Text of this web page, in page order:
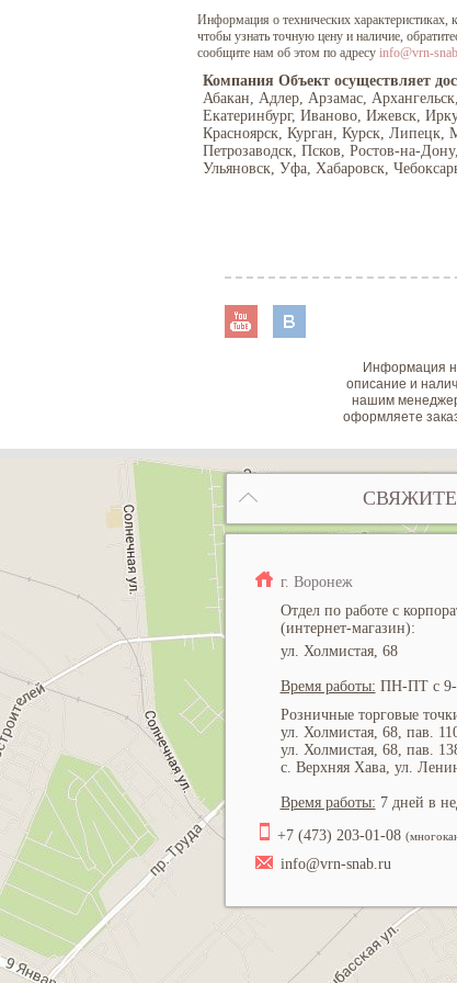
Информация о технических характеристиках,
чтобы узнать точную цену и наличие,
сообщите нам об этом по адресу info@vrn-
Компания Объект осуществляет
Абакан, Адлер, Арзамас,
Екатеринбург, Иваново, Ижевск,
Красноярск, Курган, Курск,
Петрозаводск, Псков, Ростов-на-
Ульяновск, Уфа, Хабаровск,
Информация
описание и
нашим
оформляете
г. Воронеж
Отдел по работе с
(интернет-магазин):
ул. Холмистая, 68
Время работы: ПН-ПТ с 9-
Розничные торговые
ул. Холмистая, 68, пав.
ул. Холмистая, 68, пав.
с. Верхняя Хава, ул.
Время работы: 7 дней в
+7 (473) 203-01-08
info@vrn-snab.ru